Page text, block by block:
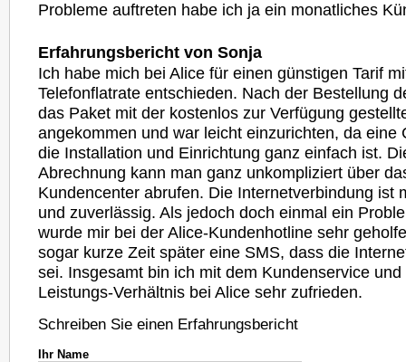
Probleme auftreten habe ich ja ein monatliches
Erfahrungsbericht von Sonja
Ich habe mich bei Alice für einen günstigen Tarif
Telefonflatrate entschieden. Nach der Bestellung
das Paket mit der kostenlos zur Verfügung
angekommen und war leicht einzurichten, da eine
die Installation und Einrichtung ganz einfach ist.
Abrechnung kann man ganz unkompliziert über
Kundencenter abrufen. Die Internetverbindung ist
und zuverlässig. Als jedoch doch einmal ein
wurde mir bei der Alice-Kundenhotline sehr
sogar kurze Zeit später eine SMS, dass die
sei. Insgesamt bin ich mit dem Kundenservice
Leistungs-Verhältnis bei Alice sehr zufrieden.
Schreiben Sie einen Erfahrungsbericht
Ihr Name